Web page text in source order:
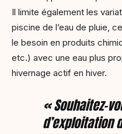
Il limite également les
piscine de l’eau de pluie,
le besoin en produits
etc.) avec une eau plus
hivernage actif en hiver.
« Souhaitez-
d’exploitation